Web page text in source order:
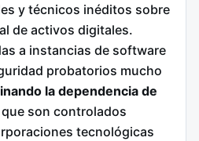
y técnicos inéditos sobre
de activos digitales.
a instancias de software
probatorios mucho
la dependencia de
que son controlados
tecnológicas